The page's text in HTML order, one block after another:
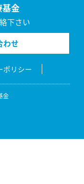
金
下さい
わせ
ポリシー
金